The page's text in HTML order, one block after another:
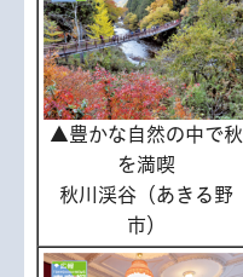
▲豊かな自然の中で秋
を満喫
秋川渓谷（あきる野
市）